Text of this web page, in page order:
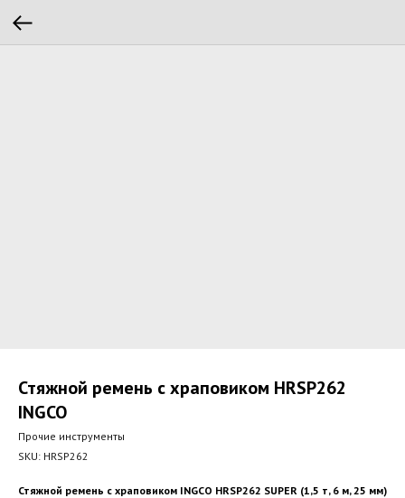
Стяжной ремень с храповиком HRSP262
INGCO
Прочие инструменты
SKU: HRSP262
Стяжной ремень с храповиком INGCO HRSP262 SUPER (1,5 т, 6 м, 25 мм)